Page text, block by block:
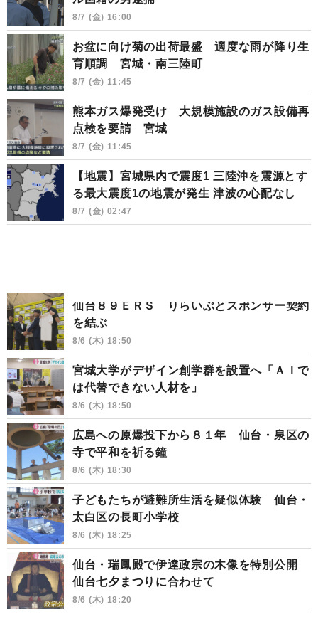
8/7 (金) 16:00
お盆に向け菊の出荷最盛 適度な雨が降り生
育順調 宮城・南三陸町
8/7 (金) 11:45
熊本ガス爆発受け 大規模施設のガス設備再
点検を要請 宮城
8/7 (金) 11:45
【地震】宮城県内で震度1 三陸沖を震源とす
る最大震度1の地震が発生 津波の心配なし
8/7 (金) 02:47
仙台８９ＥＲＳ りらいぶとスポンサー契約
を結ぶ
8/6 (木) 18:50
宮城大学がデザイン創学群を設置へ「ＡＩで
は代替できない人材を」
8/6 (木) 18:50
広島への原爆投下から８１年 仙台・泉区の
寺で平和を祈る鐘
8/6 (木) 18:30
子どもたちが避難所生活を疑似体験 仙台・
太白区の長町小学校
8/6 (木) 18:25
仙台・瑞鳳殿で伊達政宗の木像を特別公開
仙台七夕まつりに合わせて
8/6 (木) 18:20